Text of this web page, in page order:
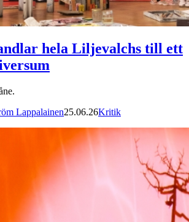
hela Liljevalchs till ett
Lappalainen25.06.26Kritik